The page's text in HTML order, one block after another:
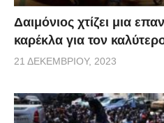
Δαιμόνιος χτίζει μια
καρέκλα για τον
21 ΔΕΚΕΜΒΡΊΟΥ, 2023